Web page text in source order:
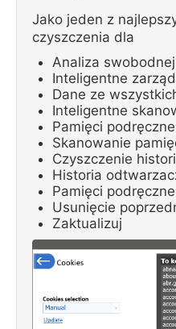
Jako jeden z
czyszczenia dla
Analiza
Inteligentne
Dane ze
Inteligentne
Pamięci
Skanowanie
Czyszczenie
Historia
Pamięci
Usunięcie
Zaktualizuj